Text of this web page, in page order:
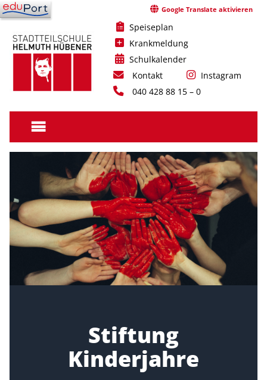
Skip
to
content
Helmuth
Hübener
Google Translate aktivieren
Speiseplan
Krankmeldung
Schulkalender
Kontakt
Instagram
040 428 88 15 – 0
Stiftung
Kinderjahre